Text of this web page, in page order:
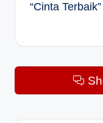
“Cinta Terbaik”